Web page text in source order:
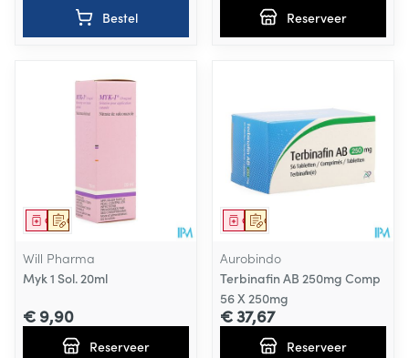
Bestel Reserveer
Op voorschrift
Geneesmiddel
Will Pharma
Myk 1 Sol. 20ml
€ 9,90
Reserveer
Op voorschrift
Geneesmiddel
Aurobindo
Terbinafin AB 250mg Comp
56 X 250mg
€ 37,67
Reserveer